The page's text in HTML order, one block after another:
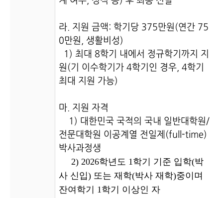
라. 지원 금액: 학기당 375만원(연간 75
0만원, 생활비성)
1) 최대 8학기 내에서 정규학기까지 지
원(기 이수학기가 4학기인 경우, 4학기
최대 지원 가능)
마. 지원 자격
1) 대한민국 국적의 국내 일반대학원/
전문대학원 이공계열 전일제(full-time)
박사과정생
2) 2026학년도 1학기 기준 입학(박
사 신입) 또는 재학(박사 재학)중이며
잔여학기 1학기 이상인 자